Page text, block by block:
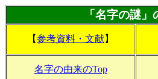
「名字の謎」
【参考資料・文献】
名字の由来のTop